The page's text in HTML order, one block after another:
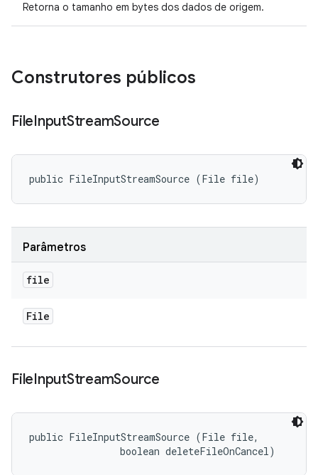
Retorna o tamanho em bytes dos dados de origem.
Construtores públicos
FileInputStreamSource
public FileInputStreamSource (File file)
Parâmetros
file
File
FileInputStreamSource
public FileInputStreamSource (File file,
                boolean deleteFileOnCancel)